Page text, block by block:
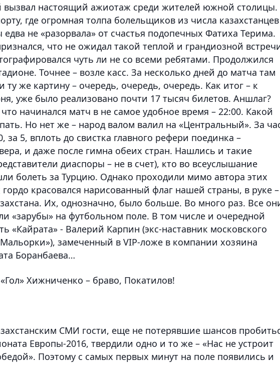
вызвал настоящий ажиотаж среди жителей южной столицы.
где огромная толпа болельщиков из числа
не «разорвала» от счастья подопечных Фатиха Терима.
что не ожидал такой теплой и грандиозной
чуть ли не со всеми ребятами. Продолжился
Точнее – возле касс. За несколько дней до матча там
же картину – очередь, очередь, очередь. Как итог – к
уже было реализовано почти 17 тысяч билетов. Аншлаг?
начинался матч в не самое удобное время – 22:00. Какой
Но нет же – народ валом валил на «Центральный». За
за 5, вплоть до свистка главного рефери поединка –
, и даже после гимна обеих стран. Нашлись и такие
диаспоры – не в счет), кто во всеуслышание
болеть за Турцию. Однако проходили мимо автора этих
красовался нарисованный флаг нашей страны, в руке –
Их, однозначно, было больше. Во много раз. Все
«зарубы» на футбольном поле. В том числе и очередной
«Кайрата» - Валерий Карпин (экс-наставник московского
замеченный в VIP-ложе в компании хозяина
Боранбаева…
«Гол» Хижниченко – браво, Покатилов!
СМИ гости, еще не потерявшие шансов
Европы-2016, твердили одно и то же – «Нас не устроит
Поэтому c самых первых минут на поле появились и